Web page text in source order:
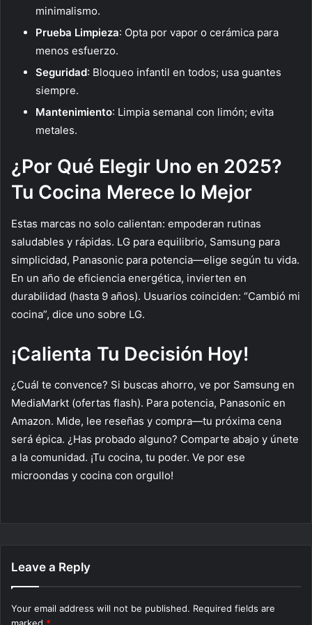
minimalismo.
Prueba Limpieza: Opta por vapor o cerámica para
menos esfuerzo.
Seguridad: Bloqueo infantil en todos; usa guantes
siempre.
Mantenimiento: Limpia semanal con limón; evita
metales.
¿Por Qué Elegir Uno en 2025?
Tu Cocina Merece lo Mejor
Estas marcas no solo calientan: empoderan rutinas
saludables y rápidas. LG para equilibrio, Samsung para
simplicidad, Panasonic para potencia—elige según tu vida.
En un año de eficiencia energética, invierten en
durabilidad (hasta 9 años). Usuarios coinciden: “Cambió mi
cocina”, dice uno sobre LG.
¡Calienta Tu Decisión Hoy!
¿Cuál te convence? Si buscas ahorro, ve por Samsung en
MediaMarkt (ofertas flash). Para potencia, Panasonic en
Amazon. Mide, lee reseñas y compra—tu próxima cena
será épica. ¿Has probado alguno? Comparte abajo y únete
a la comunidad. ¡Tu cocina, tu poder. Ve por ese
microondas y cocina con orgullo!
Leave a Reply
Your email address will not be published. Required fields are